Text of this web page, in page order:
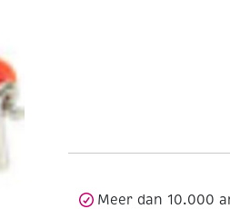
Meer dan 10.000